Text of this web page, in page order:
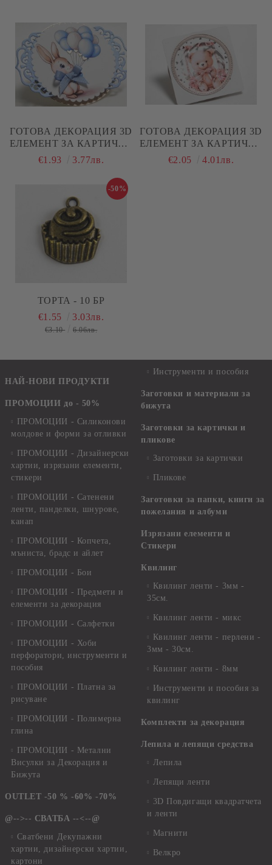
ГОТОВА ДЕКОРАЦИЯ 3D
ЕЛЕМЕНТ ЗА КАРТИЧКИ
И СКРАПБУК - РАМКА
€1.93 3.77лв.
ГОТОВА ДЕКОРАЦИЯ 3D
ЕЛЕМЕНТ ЗА КАРТИЧКИ
И СКРАПБУК - РАМКА
€2.05 4.01лв.
ТОРТА - 10 БР
-50%
€1.55 3.03лв.
€3.10 6.06лв.
НАЙ-НОВИ ПРОДУКТИ
ПРОМОЦИИ до - 50%
ПРОМОЦИИ - Силиконови
молдове и форми за отливки
ПРОМОЦИИ - Дизайнерски
хартии, изрязани елементи,
стикери
ПРОМОЦИИ - Сатенени
ленти, панделки, шнурове,
канап
ПРОМОЦИИ - Копчета,
мъниста, брадс и айлет
ПРОМОЦИИ - Бои
ПРОМОЦИИ - Предмети и
елементи за декорация
ПРОМОЦИИ - Салфетки
ПРОМОЦИИ - Хоби
перфоратори, инструменти и
пособия
ПРОМОЦИИ - Платна за
рисуване
ПРОМОЦИИ - Полимерна
глина
ПРОМОЦИИ - Метални
Висулки за Декорация и
Бижута
OUTLET -50 % -60% -70%
@-->-- СВАТБА --<--@
Сватбени Декупажни
хартии, дизайнерски хартии,
картони
Инструменти и пособия
Заготовки и материали за
бижута
Заготовки за картички и
пликове
Заготовки за картички
Пликове
Заготовки за папки, книги за
пожелания и албуми
Изрязани елементи и
Стикери
Квилинг
Квилинг ленти - 3мм -
35см.
Квилинг ленти - микс
Квилинг ленти - перлени -
3мм - 30см.
Квилинг ленти - 8мм
Инструменти и пособия за
квилинг
Комплекти за декорация
Лепила и лепящи средства
Лепила
Лепящи ленти
3D Повдигащи квадратчета
и ленти
Магнити
Велкро